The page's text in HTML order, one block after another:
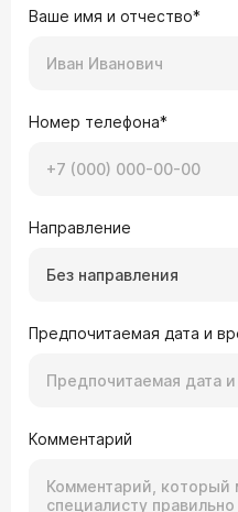
Ваше имя и отчество*
Номер телефона*
Направление
Без направления
Предпочитаемая дата и
Комментарий